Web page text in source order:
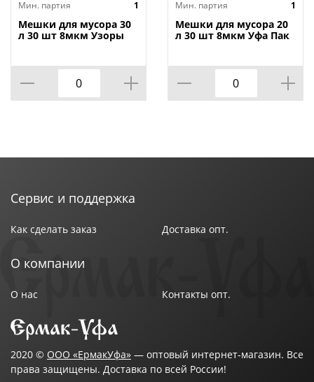
Мин. партия
1
Мешки для мусора 30
л 30 шт 8мкм Узоры
Мин. партия
1
Мешки для мусора 20
л 30 шт 8мкм Уфа Пак
Сервис и поддержка
Как сделать заказ Доставка опт.
О компании
О нас Контакты опт.
2020 © ООО «ЕрмакУфа» — оптовый интернет-магазин. Все
права защищены. Доставка по всей России!